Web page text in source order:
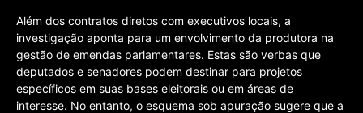
Além dos contratos diretos com executivos locais, a
investigação aponta para um envolvimento da produtora na
gestão de emendas parlamentares. Estas são verbas que
deputados e senadores podem destinar para projetos
específicos em suas bases eleitorais ou em áreas de
interesse. No entanto, o esquema sob apuração sugere que a